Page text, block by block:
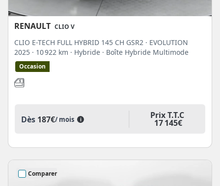
RENAULT CLIO V
CLIO E-TECH FULL HYBRID 145 CH GSR2 · EVOLUTION
2025 · 10 922 km · Hybride · Boîte Hybride Multimode
Occasion
Dès 187€/ mois i Prix T.T.C
17 145€
Comparer